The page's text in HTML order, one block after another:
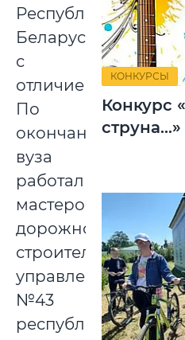
Республики
Беларусь
с
отличием.
По
окончании
вуза
работал
мастером
дорожно-
строительного
управления
№43
республиканского
КОНКУРСЫ
Конкурс
струна...»